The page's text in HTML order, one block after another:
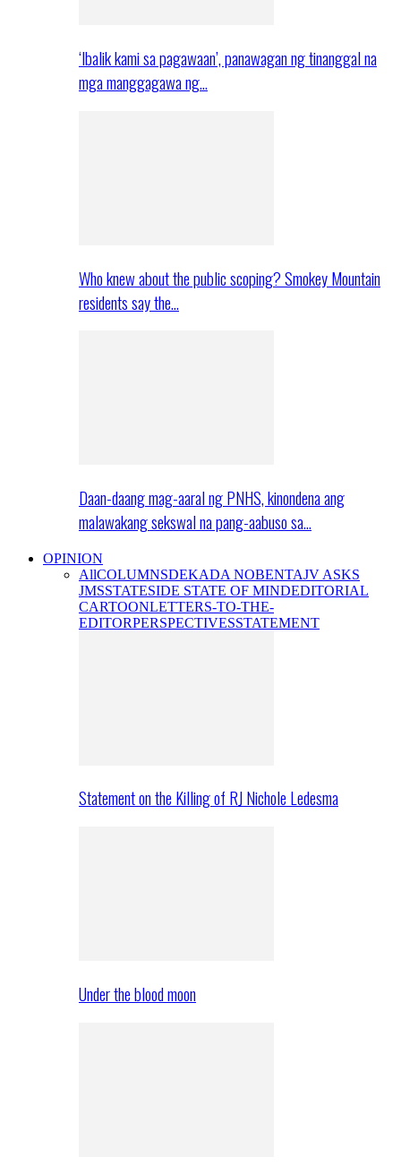
‘Ibalik kami sa pagawaan’, panawagan ng tinanggal na
mga manggagawa ng…
Who knew about the public scoping? Smokey Mountain
residents say the…
Daan-daang mag-aaral ng PNHS, kinondena ang
malawakang sekswal na pang-aabuso sa…
OPINION
AllCOLUMNSDEKADA NOBENTAJV ASKS
JMSSTATESIDE STATE OF MINDEDITORIAL
CARTOONLETTERS-TO-THE-
EDITORPERSPECTIVESSTATEMENT
Statement on the Killing of RJ Nichole Ledesma
Under the blood moon